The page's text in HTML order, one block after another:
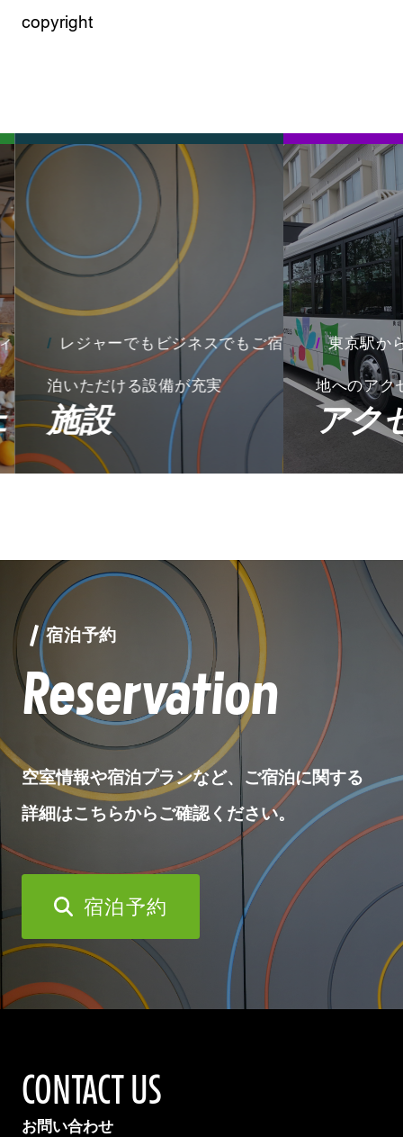
copyright
レジャーでもビジネスでもご宿
泊いただける設備が充実
施設
東京駅から
地へのアクセ
アク
宿泊予約
Reservation
空室情報や宿泊プランなど、ご宿泊に関する
詳細はこちらからご確認ください。
宿泊予約
CONTACT US
お問い合わせ